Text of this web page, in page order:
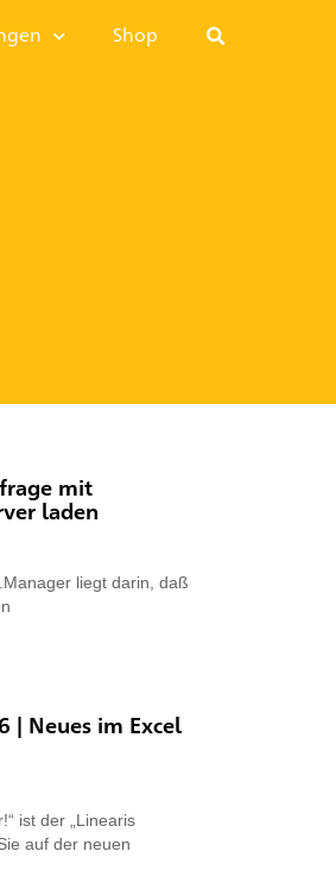
Shop
mit
laden
liegt darin, daß
| Neues im Excel
ist der „Linearis
auf der neuen